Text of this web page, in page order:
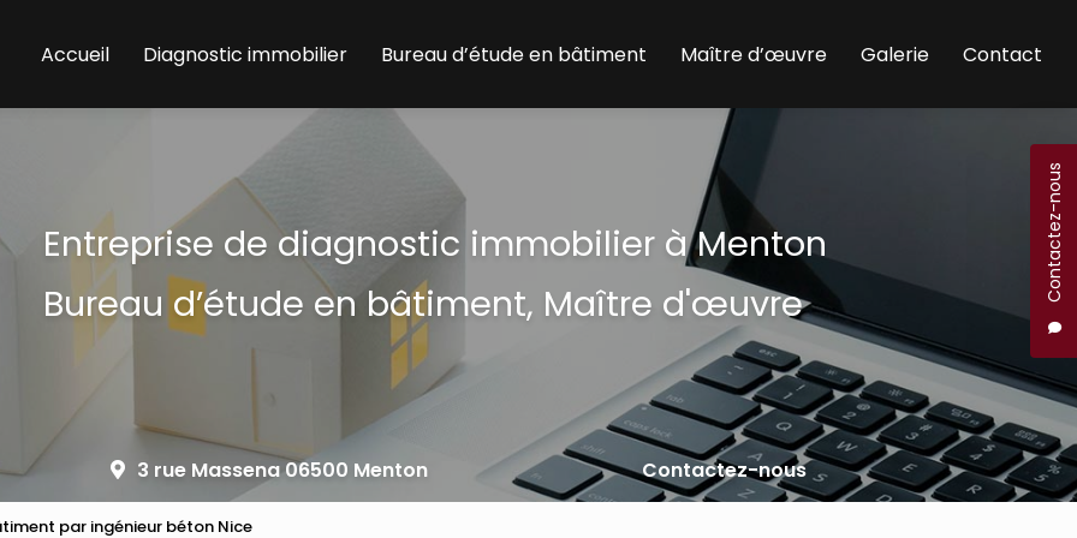
Contactez-nous
Accueil
Diagnostic immobilier Bureau d’étude en bâtiment Maître d’œuvre Galerie Contact
Entreprise de diagnostic immobilier à Menton
Bureau d’étude en bâtiment, Maître d'œuvre
3 rue Massena 06500 Menton Contactez-nous
par ingénieur béton Nice